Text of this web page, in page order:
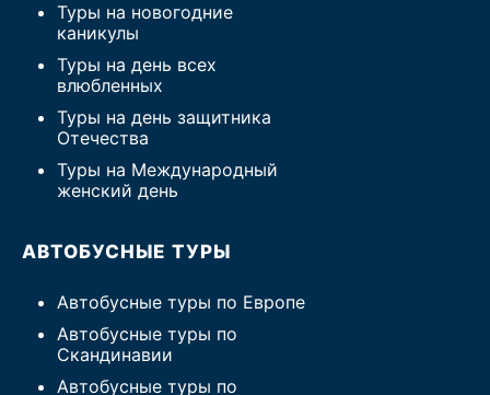
Туры на новогодние
каникулы
Туры на день всех
влюбленных
Туры на день защитника
Отечества
Туры на Международный
женский день
АВТОБУСНЫЕ ТУРЫ
Автобусные туры по Европе
Автобусные туры по
Скандинавии
Автобусные туры по